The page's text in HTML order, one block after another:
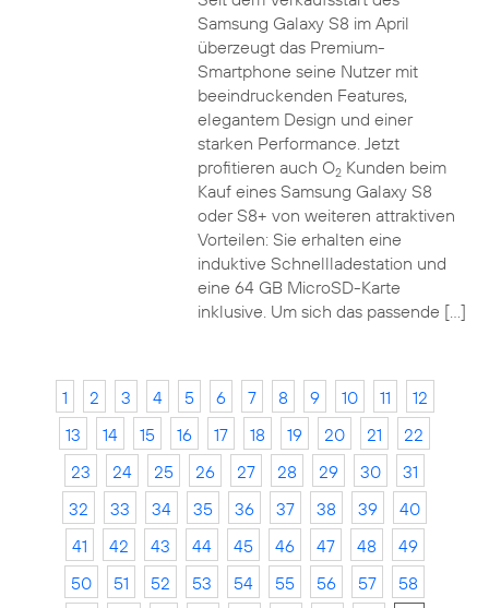
Samsung Galaxy S8 im April
überzeugt das Premium-
Smartphone seine Nutzer mit
beeindruckenden Features,
elegantem Design und einer
starken Performance. Jetzt
profitieren auch O2Kunden beim
Kauf eines Samsung Galaxy S8
oder S8+ von weiteren attraktiven
Vorteilen: Sie erhalten eine
induktive Schnellladestation und
eine 64 GB MicroSD-Karte
inklusive. Um sich das passende […]
1 2 3 4 5 6 7 8 9 10 11
12
13
14 15 16 17 18 19 20 21
22
23
24 25 26 27 28 29 30
31
32
33 34 35 36 37 38 39
40
41
42 43 44 45 46 47 48
49
50
51 52 53 54 55 56 57
58